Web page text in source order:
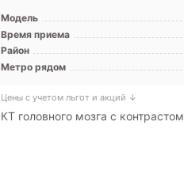
Модель
Время приема
Район
Метро рядом
Цены с учетом льгот и акций ↓
КТ головного мозга с контрастом